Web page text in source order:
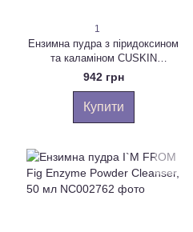
1
Ензимна пудра з піридоксином
та каламіном CUSKIN
Dr.Solution B6 Enzyme Powder
Wash, 20 х 1г
942 грн
Купити